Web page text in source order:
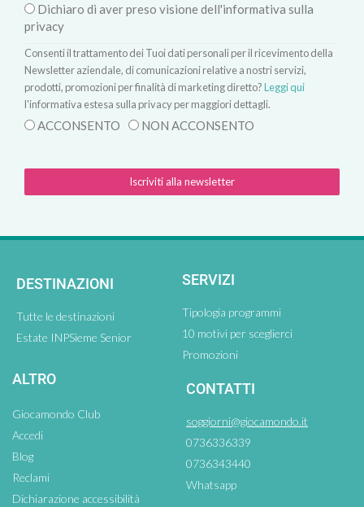
Dichiaro di aver preso visione dell'informativa sulla
privacy
Consenti il trattamento dei Tuoi dati personali per il ricevimento della
Newsletter aziendale, di comunicazioni relative a nostri servizi,
prodotti, promozioni per finalità di marketing diretto?Leggi qui
l'informativa estesa sulla privacy per maggiori dettagli.
ACCONSENTO NON ACCONSENTO
Iscriviti alla newsletter
DESTINAZIONI
Tutte le destinazioni
Estate INPSieme Senior
SERVIZI
Tipologia programmi
10 motivi per sceglierci
Promozioni
ALTRO
Giocamondo Club
Accedi
Blog
Reclami
Dichiarazione accessibilità
CONTATTI
soggiorni@giocamondo.it
0736336339
0736343440
Whatsapp